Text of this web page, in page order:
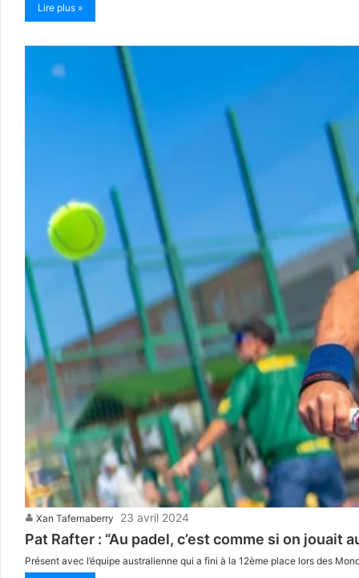
Lire plus »
Xan Tafernaberry 23 avril 2024
Pat Rafter : “Au padel, c’est comme si on jouait
Présent avec l’équipe australienne qui a fini à la 12ème place lors des